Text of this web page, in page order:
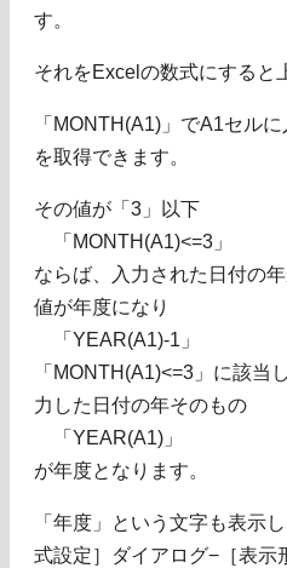
す。
それをExcelの数式にすると
「MONTH(A1)」でA1セル
を取得できます。
その値が「3」以下
「MONTH(A1)<=3」
ならば、入力された日付の
値が年度になり
「YEAR(A1)-1」
「MONTH(A1)<=3」に該当
力した日付の年そのもの
「YEAR(A1)」
が年度となります。
「年度」という文字も表示
式設定］ダイアログ−［表示